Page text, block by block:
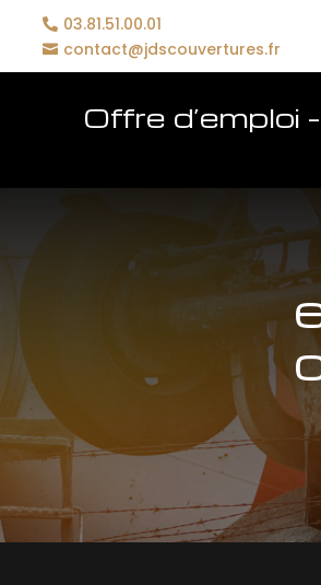
03.81.51.00.01
contact@jdscouvertures.fr
Offre